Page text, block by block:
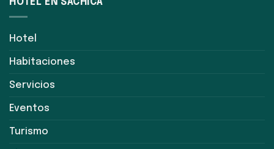
Hotel
Habitaciones
Servicios
Eventos
Turismo